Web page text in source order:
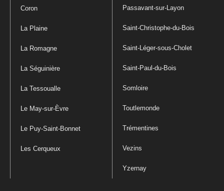
Coron
La Plaine
La Romagne
La Séguinière
La Tessoualle
Le May-sur-Èvre
Le Puy-Saint-Bonnet
Les Cerqueux
Passavant-sur-Layon
Saint-Christophe-du-Bois
Saint-Léger-sous-Cholet
Saint-Paul-du-Bois
Somloire
Toutlemonde
Trémentines
Vezins
Yzernay